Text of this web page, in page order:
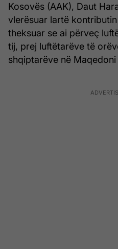
Kosovës (AAK), Daut
vlerësuar lartë
theksuar se ai përveç
tij, prej luftëtarëve të
shqiptarëve në